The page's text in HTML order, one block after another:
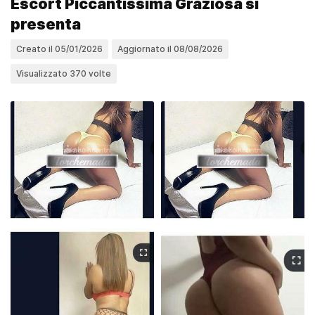
Escort Piccantissima Graziosa si
presenta
Creato il 05/01/2026 Aggiornato il 08/08/2026
Visualizzato 370 volte